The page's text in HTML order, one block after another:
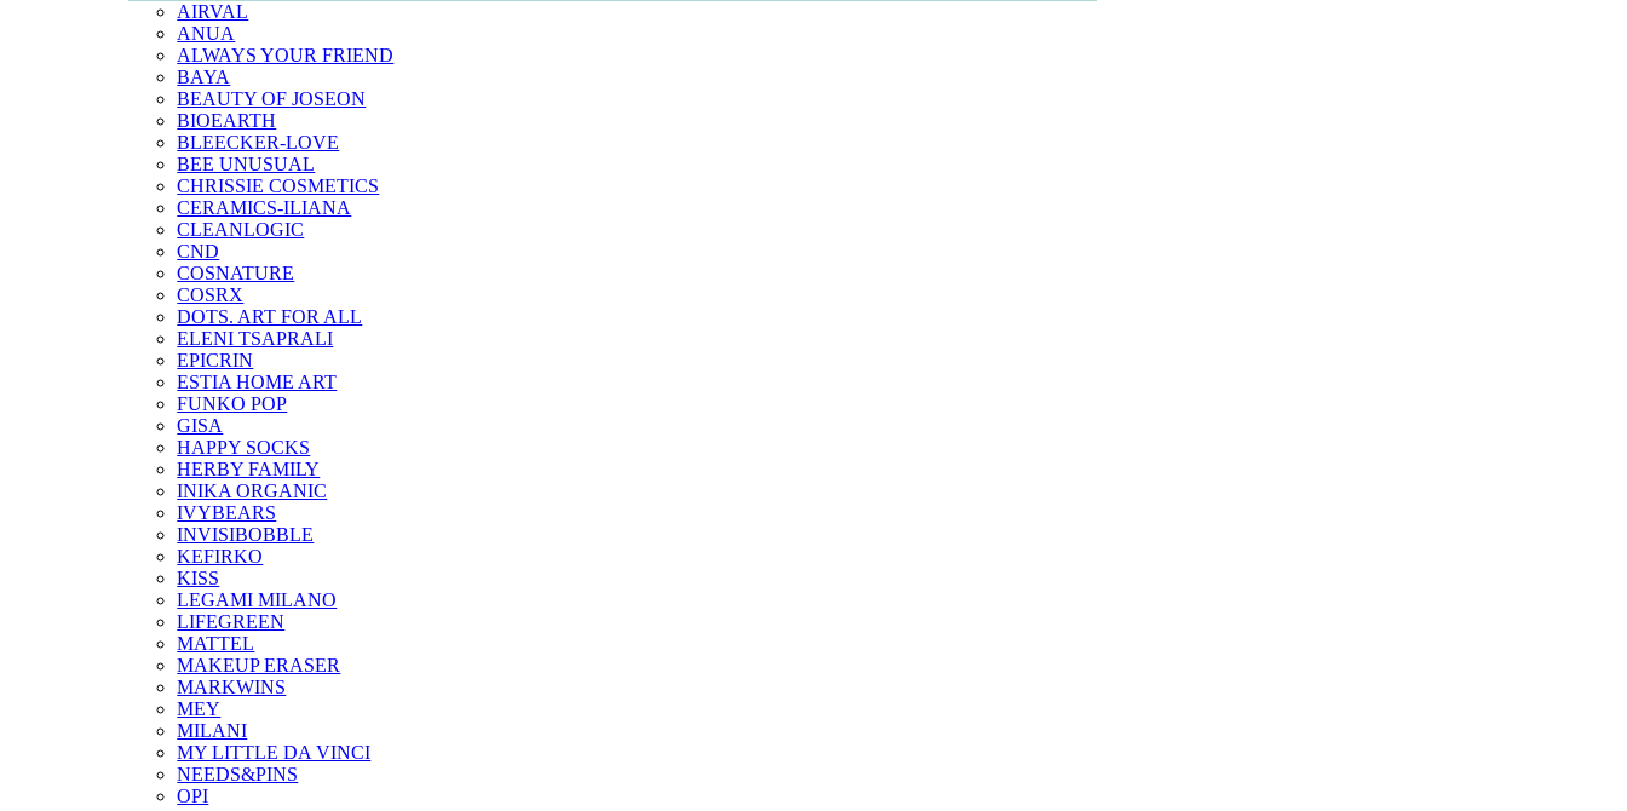
AIRVAL
ANUA
ALWAYS YOUR FRIEND
BAYA
BEAUTY OF JOSEON
BIOEARTH
BLEECKER-LOVE
BEE UNUSUAL
CHRISSIE COSMETICS
CERAMICS-ILIANA
CLEANLOGIC
CND
COSNATURE
COSRX
DOTS. ART FOR ALL
ELENI TSAPRALI
EPICRIN
ESTIA HOME ART
FUNKO POP
GISA
HAPPY SOCKS
HERBY FAMILY
INIKA ORGANIC
IVYBEARS
INVISIBOBBLE
KEFIRKO
KISS
LEGAMI MILANO
LIFEGREEN
MATTEL
MAKEUP ERASER
MARKWINS
MEY
MILANI
MY LITTLE DA VINCI
NEEDS&PINS
OPI